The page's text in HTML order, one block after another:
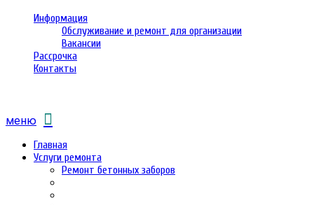
Информация
Обслуживание и ремонт для организации
Вакансии
Рассрочка
Контакты
меню
Главная
Услуги ремонта
Ремонт бетонных заборов